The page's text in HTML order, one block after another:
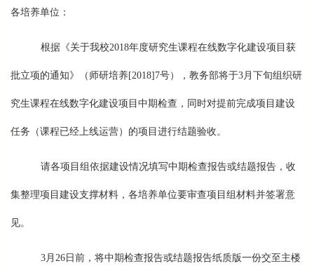
各培养单位：
根据《关于我校2018年度研究生课程在线数字化建设项目获
批立项的通知》（师研培养[2018]7号），教务部将于3月下旬组织研
究生课程在线数字化建设项目中期检查，同时对提前完成项目建设
任务（课程已经上线运营）的项目进行结题验收。
请各项目组依据建设情况填写中期检查报告或结题报告，收
集整理项目建设支撑材料，各培养单位要审查项目组材料并签署意
见。
3月26日前，将中期检查报告或结题报告纸质版一份交至主楼